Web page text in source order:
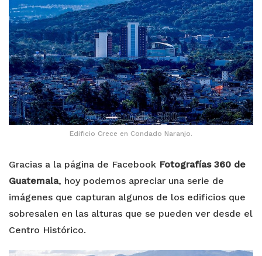
Edificio Crece en Condado Naranjo.
Gracias a la página de Facebook Fotografías 360 de
Guatemala, hoy podemos apreciar una serie de
imágenes que capturan algunos de los edificios que
sobresalen en las alturas que se pueden ver desde el
Centro Histórico.